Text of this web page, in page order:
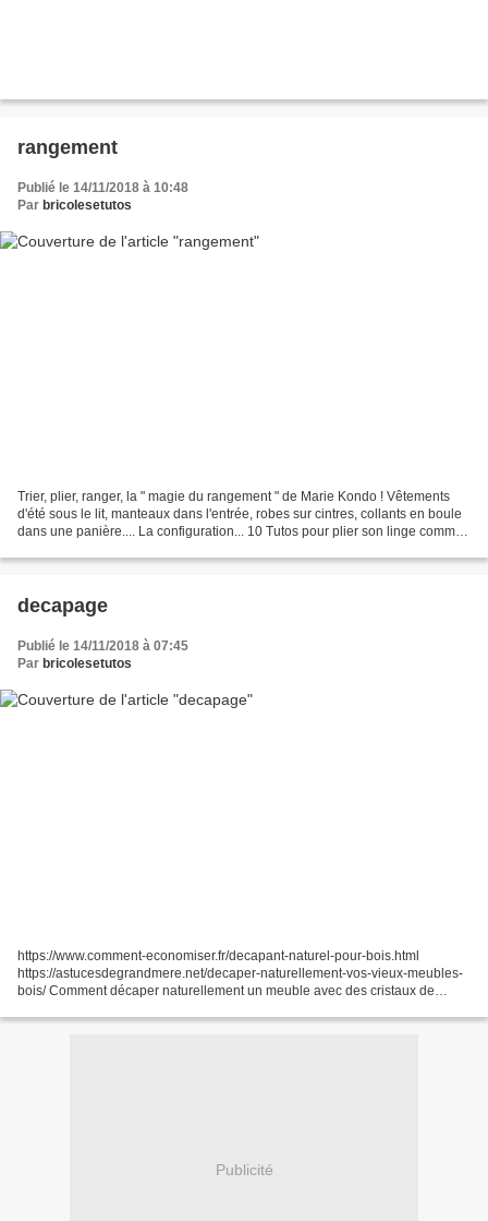
rangement
Publié le 14/11/2018 à 10:48
Par bricolesetutos
Trier, plier, ranger, la " magie du rangement " de Marie Kondo ! Vêtements
d'été sous le lit, manteaux dans l'entrée, robes sur cintres, collants en boule
dans une panière.... La configuration... 10 Tutos pour plier son linge comme
decapage
Publié le 14/11/2018 à 07:45
Par bricolesetutos
https://www.comment-economiser.fr/decapant-naturel-pour-bois.html
https://astucesdegrandmere.net/decaper-naturellement-vos-vieux-meubles-
bois/ Comment décaper naturellement un meuble avec des cristaux de
Publicité